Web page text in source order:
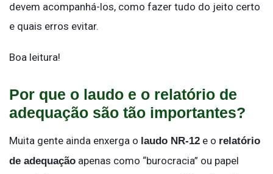
devem acompanhá-los, como fazer tudo do jeito certo
e quais erros evitar.
Boa leitura!
Por que o laudo e o relatório de
adequação são tão importantes?
Muita gente ainda enxerga o laudo NR-12 e o relatório
de adequação apenas como “burocracia” ou papel